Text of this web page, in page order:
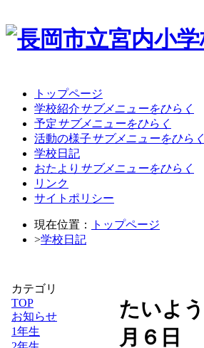
トップページ
学校紹介サブメニューをひらく
予定サブメニューをひらく
活動の様子サブメニューをひらく
学校日記
おたより サブメニューをひらく
リンク
サイトポリシー
現在位置：
トップページ
>学校日記